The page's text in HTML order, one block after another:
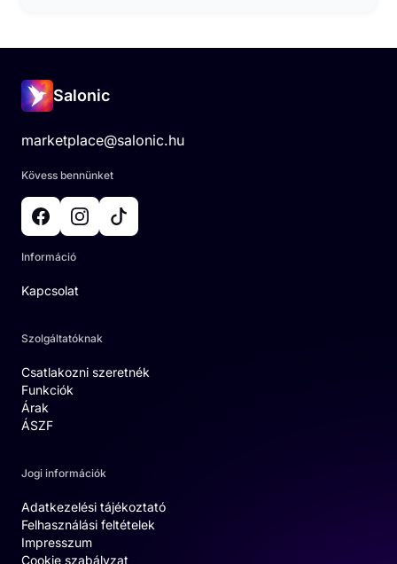
Salonic
marketplace@salonic.hu
Kövess bennünket
Információ
Kapcsolat
Szolgáltatóknak
Csatlakozni szeretnék
Funkciók
Árak
ÁSZF
Jogi információk
Adatkezelési tájékoztató
Felhasználási feltételek
Impresszum
Cookie szabályzat